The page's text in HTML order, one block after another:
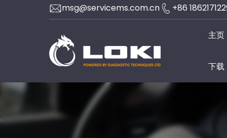
msg@servicems.com.cn +86
主页
下载